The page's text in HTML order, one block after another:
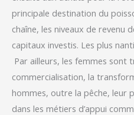
principale destination du
chaîne, les niveaux de revenu
capitaux investis. Les plus
Par ailleurs, les femmes sont
commercialisation, la
hommes, outre la pêche, leur
dans les métiers d’appui